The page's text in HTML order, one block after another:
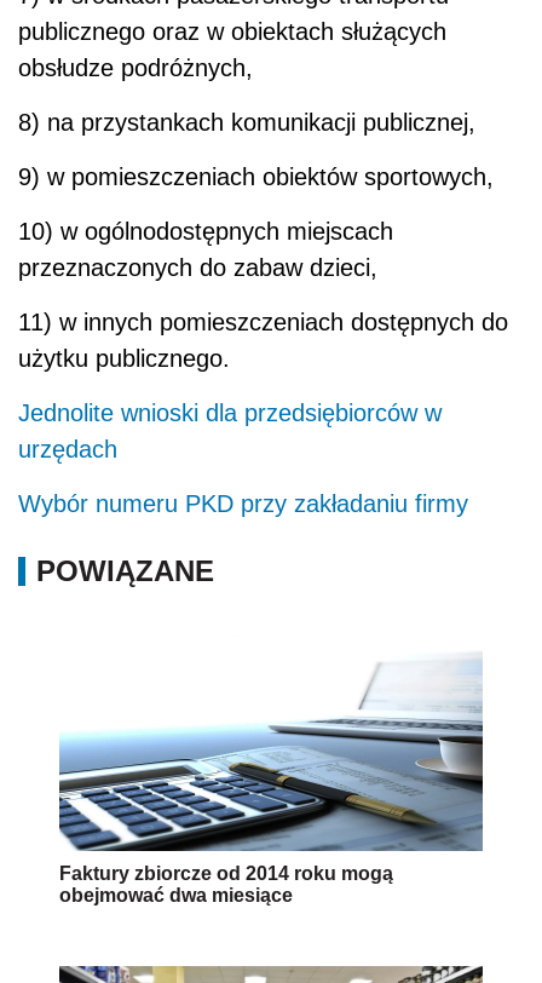
publicznego oraz w obiektach służących
obsłudze podróżnych,
8) na przystankach komunikacji publicznej,
9) w pomieszczeniach obiektów sportowych,
10) w ogólnodostępnych miejscach
przeznaczonych do zabaw dzieci,
11) w innych pomieszczeniach dostępnych do
użytku publicznego.
Jednolite wnioski dla przedsiębiorców w
urzędach
Wybór numeru PKD przy zakładaniu firmy
POWIĄZANE
Faktury zbiorcze od 2014 roku mogą
obejmować dwa miesiące